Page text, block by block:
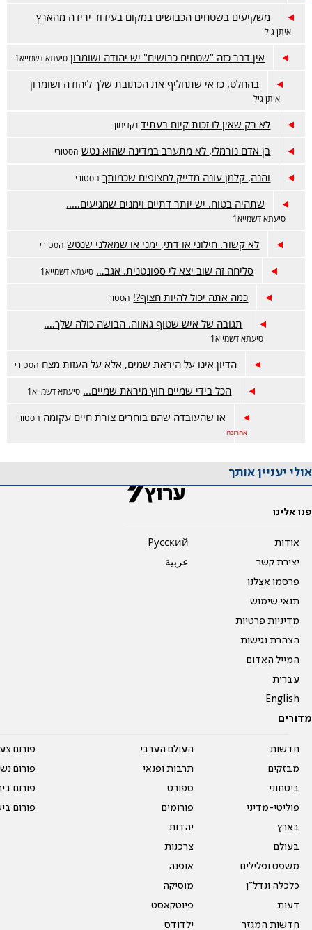
משקיעים בשטחים הכבושים במקום בעידוד ירידה מהארץ
איתן גיל
אין דבר כזה "שטחים כבושים" יש יהודה ושומרון סיעתא דשמייא1
בהחלט, כדאי שתחליף את הכתובת שלך ליהודה ושומרון
איתן גיל
לא רק שאין לו זכות קיום בעתיד נקדימון
בן אדם נורמלי, לא מתערב במדינה שהוא נטש הסטורי
והנה, קלמן עונה מדייק לחצופים שכמותך הסטורי
שתהיה בטוח. יש יותר דתיים וימנים שמגיעים…..
סיעתא דשמייא1
לא קשור. חילוני או דתי, ימני או שמאלני שנטש הסטורי
סליחה זה שוב יצא לי ספונטנית. אגב… סיעתא דשמייא1
כמה אתה יכול להיות חצוף?! הסטורי
תגובה של איש שטוף גאווה. הבושה כולה שלך….
סיעתא דשמייא1
הדיון אינו על היראת שמים, אלא על העזות מצח הסטורי
הכל בידי שמיים חוץ מיראת שמיים... סיעתא דשמייא1
או שהעובדה שהם בוחרים צורת חיים עקומה הסטורי
אחרונה
אולי יעניין אותך
פנו אלינו
אודות
יצירת קשר
פרסמו אצלנו
תנאי שימוש
מדיניות פרטיות
הצהרת נגישות
המייל האדום
עברית
English
Pусский
عربية
מדורים
חדשות
מבזקים
ביטחוני
פוליטי-מדיני
בארץ
בעולם
משפט ופלילים
כלכלה ונדל"ן
דעות
חדשות המגזר
העולם הערבי
תרבות ופנאי
ספורט
פורומים
יהדות
צרכנות
אופנה
מוסיקה
פיוטקאסט
ילדודס
פורום
פורום
פורום
פורום